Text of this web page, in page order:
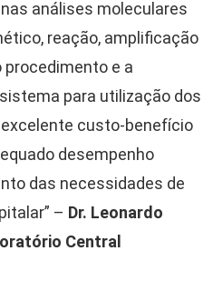
análises moleculares
reação, amplificação
e a
para utilização dos
custo-benefício
desempenho
das necessidades de
– Dr. Leonardo
Central